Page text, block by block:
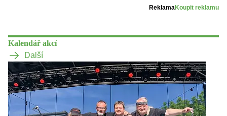
ReklamaKoupit reklamu
Kalendář akcí
Další